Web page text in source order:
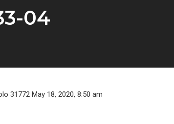
04
31772 May 18, 2020, 8:50 am